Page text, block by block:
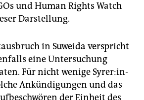
und Human Rights Watch
Darstellung.
in Suweida verspricht
eine Untersuchung
Für nicht wenige Sy­re­r:in­
Ankündigungen und das
der Einheit des